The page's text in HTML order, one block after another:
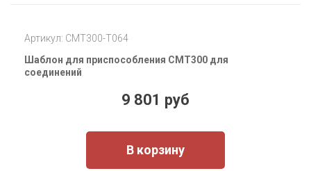
Артикул: CMT300-T064
Шаблон для приспособления CMT300 для
соединений
9 801 руб
В корзину